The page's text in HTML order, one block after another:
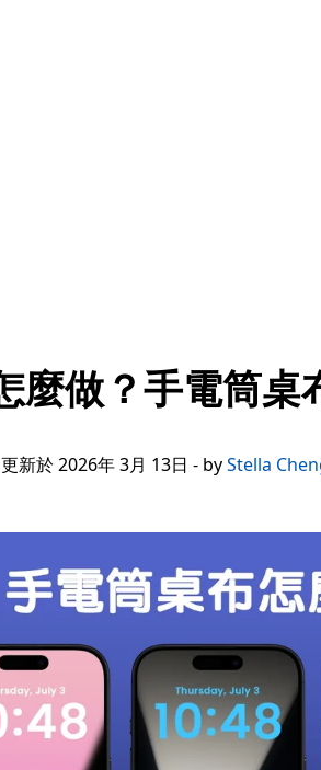
麼做？手電筒桌
新於 2026年 3月 13日 - byStella